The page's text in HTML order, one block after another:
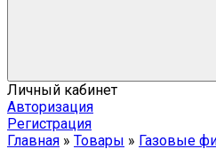
Личный кабинет
Авторизация
Регистрация
Главная » Товары » Газовые